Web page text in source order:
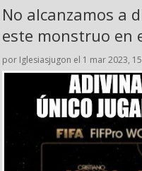
No alcanzamos a
este monstruo en
por Iglesiasjugon el 1 mar 2023,